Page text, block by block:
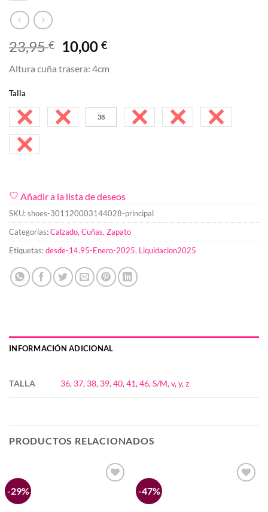
23,95€
El
precio
original
23,95 €.
10,00€El
actual
10,00 €.
Altura cuña trasera: 4cm
Talla
36 37 38 39 40 41
46
Añadir a la lista de deseos
SKU:shoes-301120003144028-principal
Categorías:Calzado, Cuñas, Zapato
Etiquetas:desde-14.95-Enero-2025, Liquidacion2025
INFORMACIÓN ADICIONAL
TALLA 36, 37, 38, 39,40,41,46,S/M,v,y,z
PRODUCTOS RELACIONADOS
-29% -47%